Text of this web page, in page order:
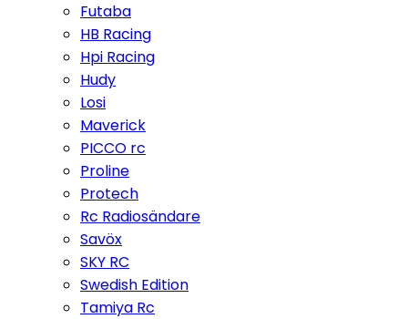
Futaba
HB Racing
Hpi Racing
Hudy
Losi
Maverick
PICCO rc
Proline
Protech
Rc Radiosändare
Savöx
SKY RC
Swedish Edition
Tamiya Rc